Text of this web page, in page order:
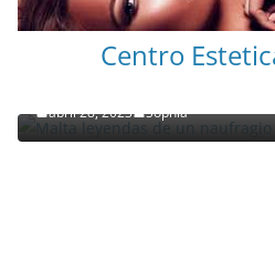
Centro
abril 28, 2023 Sophia